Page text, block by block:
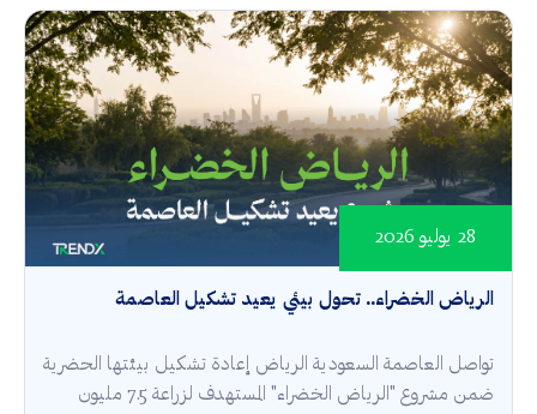
الرياض الخضراء.. تحول بيئي يعيد تشكيل العاصمة
28 يوليو 2026
تواصل العاصمة السعودية الرياض إعادة تشكيل بيئتها الحضرية
ضمن مشروع "الرياض الخضراء" المستهدف لزراعة 7.5 مليون